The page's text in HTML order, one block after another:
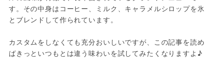
す。その中身はコーヒー、ミルク、キャラメルシロップを氷
とブレンドして作られています。
カスタムをしなくても充分おいしいですが、この記事を読め
ばきっといつもとは違う味わいを試してみたくなりますよ♪